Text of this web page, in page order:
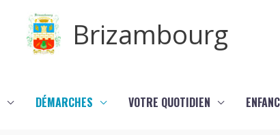
Brizambourg
DÉMARCHES VOTRE QUOTIDIEN